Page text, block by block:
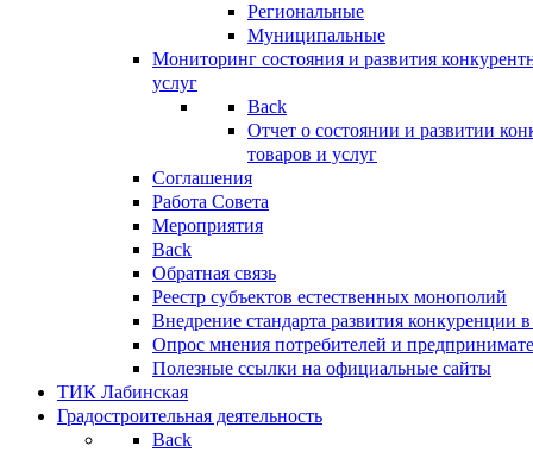
Региональные
Муниципальные
Мониторинг состояния и развития
услуг
Back
Отчет о состоянии и развитии
товаров и услуг
Соглашения
Работа Совета
Мероприятия
Back
Обратная связь
Реестр субъектов естественных монополий
Внедрение стандарта развития конкуренции
Опрос мнения потребителей и
Полезные ссылки на официальные сайты
ТИК Лабинская
Градостроительная деятельность
Back